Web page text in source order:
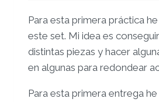
Para esta primera práctica
este set. Mi idea es
distintas piezas y hacer
en algunas para redondear
Para esta primera entrega